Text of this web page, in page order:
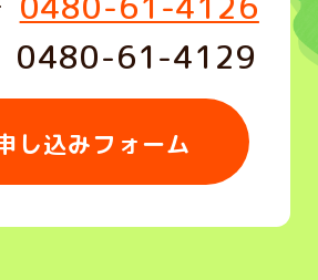
0480-61-4129
し込みフォーム